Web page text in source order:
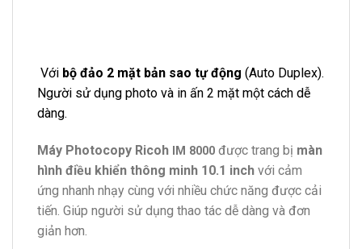
Với bộ đảo 2 mặt bản sao tự động (Auto Duplex).
Người sử dụng photo và in ấn 2 mặt một cách dễ
dàng.
Máy Photocopy Ricoh IM 8000 được trang bị màn
hình điều khiển thông minh 10.1 inch với cảm
ứng nhanh nhạy cùng với nhiều chức năng được cải
tiến. Giúp người sử dụng thao tác dễ dàng và đơn
giản hơn.